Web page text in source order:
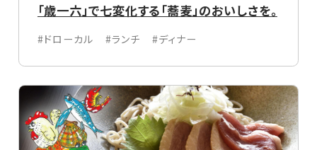
「歳一六」で七変化する「蕎麦」のおいしさを。
#ドローカル #ランチ #ディナー